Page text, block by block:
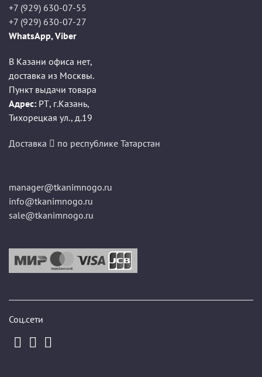
+7 (929) 630-07-55
+7 (929) 630-07-27
WhatsApp, Viber
В Казани офиса нет,
доставка из Москвы.
Пункт выдачи товара
Адрес: РТ, г.Казань,
Тихорецкая ул., д.19
Доставка по республике Татарстан
manager@tkanimnogo.ru
info@tkanimnogo.ru
sale@tkanimnogo.ru
Соц.сети